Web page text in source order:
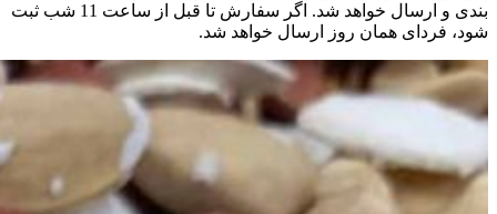
بندی و ارسال خواهد شد. اگر سفارش تا قبل از ساعت 11 شب ثبت
شود، فردای همان روز ارسال خواهد شد.